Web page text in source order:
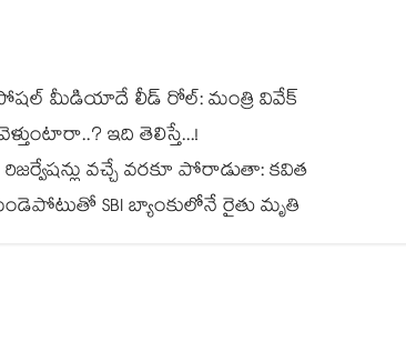
మీడియాదే లీడ్ రోల్: మంత్రి వివేక్
ఇది తెలిస్తే...!
వచ్చే వరకూ పోరాడుతా: కవిత
SBI బ్యాంకులోనే రైతు మృతి